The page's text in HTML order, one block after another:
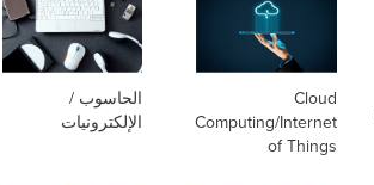
Cloud
Computing/Internet
of Things
الحاسوب /
الإلكترونيات